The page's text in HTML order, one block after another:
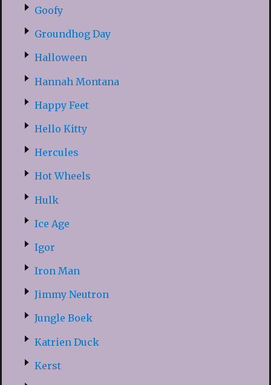
Goofy
Groundhog Day
Halloween
Hannah Montana
Happy Feet
Hello Kitty
Hercules
Hot Wheels
Hulk
Ice Age
Igor
Iron Man
Jimmy Neutron
Jungle Boek
Katrien Duck
Kerst